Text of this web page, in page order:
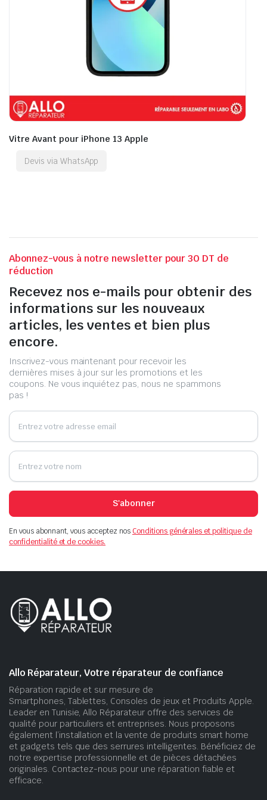
Vitre Avant pour iPhone 13 Apple
Devis via WhatsApp
Abonnez-vous à notre newsletter pour 30 DT de
réduction
Recevez nos e-mails pour obtenir des
informations sur les nouveaux
articles, les ventes et bien plus
encore.
Inscrivez-vous maintenant pour recevoir les
dernières mises à jour sur les promotions et les
coupons. Ne vous inquiétez pas, nous ne spammons
pas !
S'abonner
En vous abonnant, vous acceptez nosConditions générales et politique de
confidentialité et de cookies.
Allo Réparateur, Votre réparateur de confiance
Réparation rapide et sur mesure de
Smartphones, Tablettes, Consoles de jeux et Produits Apple.
Leader en Tunisie, Allo Réparateur offre des services de
qualité pour particuliers et entreprises. Nous proposons
également l’installation et la vente de produits smart home
et gadgets tels que des serrures intelligentes. Bénéficiez de
notre expertise professionnelle et de pièces détachées
originales. Contactez-nous pour une réparation fiable et
efficace.